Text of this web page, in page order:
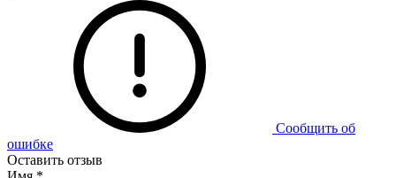
Сообщить об
ошибке
Оставить отзыв